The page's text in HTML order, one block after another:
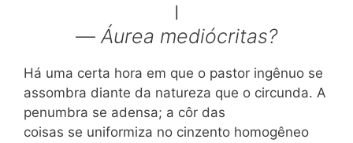
I
—Áurea mediócritas?
Há uma certa hora em que o pastor ingênuo se
assombra diante da natureza que o circunda. A
penumbra se adensa; a côr das
coisas se uniformiza no cinzento homogêneo